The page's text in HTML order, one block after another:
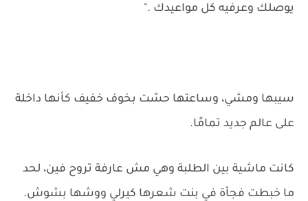
يوصلك وعرفيه كل مواعيدك ."
سيبها ومشي، وساعتها حسّت بخوف خفيف كأنها داخلة
على عالم جديد تمامًا.
كانت ماشية بين الطلبة وهي مش عارفة تروح فين، لحد
ما خبطت فجأة في بنت شعرها كيرلي ووشها بشوش.